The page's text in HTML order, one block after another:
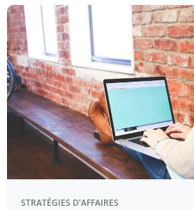
STRATÉGIES D'AFFAIRES